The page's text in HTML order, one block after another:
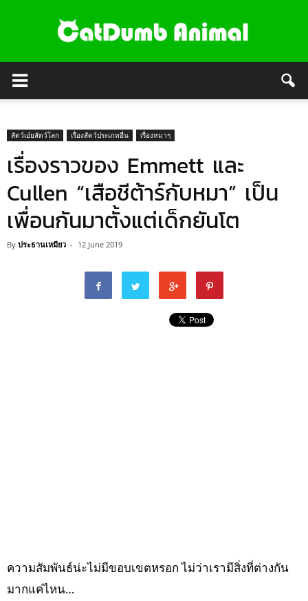
สัตว์เอ๋ยสัตว์โลก เรื่องสัตว์ประเภทอื่น เรื่องหมาๆ
เรื่องราวของ Emmett และ
Cullen “เสือชีต้าร์กับหมา” เป็น
เพื่อนกันมาตั้งแต่เด็กยันโต
By ประธานเหมียว - 12 June 2019
ความสัมพันธ์น่ะไม่มีขอบเขตหรอก ไม่ว่าเรามีสิ่งที่ต่างกัน
มากแค่ไหน…